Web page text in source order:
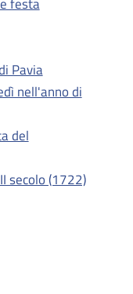
Pavia
nell'anno di
del
secolo (1722)